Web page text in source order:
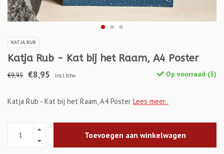
KATJA RUB
Katja Rub - Kat bij het Raam, A4 Poster
€9,95 €8,95 Incl. btw Op voorraad (3)
Katja Rub - Kat bij het Raam, A4 Poster Lees meer..
Toevoegen aan winkelwagen